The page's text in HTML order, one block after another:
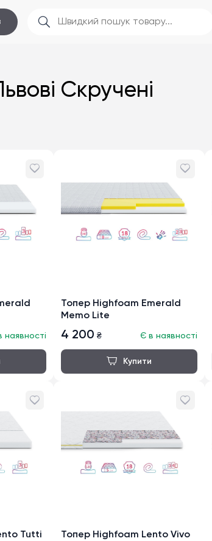
Скручені
наявності
Топер Highfoam Emerald
Memo Lite
4 200 ₴ Є в наявності
Tutti Топер Highfoam Lento Vivo